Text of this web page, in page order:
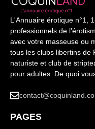
L'Annuaire érotique n°1,
professionnels de
avec votre masseuse ou
tous les clubs libertins de
naturiste et club de
pour adultes. De quoi
PAGES